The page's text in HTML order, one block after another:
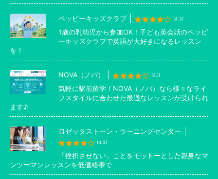
ペッピーキッズクラブ (4.2)
1歳の乳幼児から参加OK！子ども英会話のペッピ
ーキッズクラブで英語が大好きになるレッスン
を！
NOVA（ノバ） (4.1)
気軽に駅前留学！NOVA（ノバ）なら様々なライ
フスタイルに合わせた最適なレッスンが受けられ
ます♪
ロゼッタストーン・ラーニングセンター
(4.3)
「挫折させない」ことをモットーとした親身なマ
ンツーマンレッスンを低価格帯で